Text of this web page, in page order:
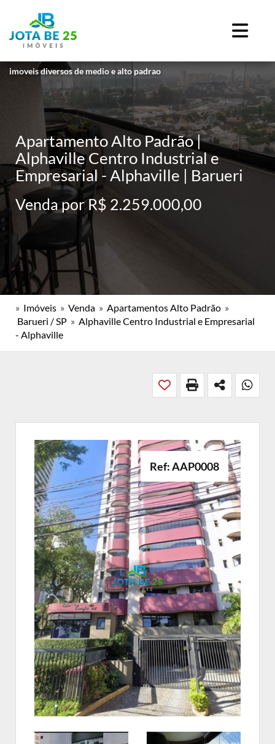
imoveis diversos de medio e alto padrao
Apartamento Alto Padrão |
Alphaville Centro Industrial e
Empresarial - Alphaville | Barueri
Venda por R$ 2.259.000,00
» Imóveis » Venda » Apartamentos Alto Padrão »
Barueri / SP » Alphaville Centro Industrial e Empresarial
- Alphaville
Ref: AAP0008